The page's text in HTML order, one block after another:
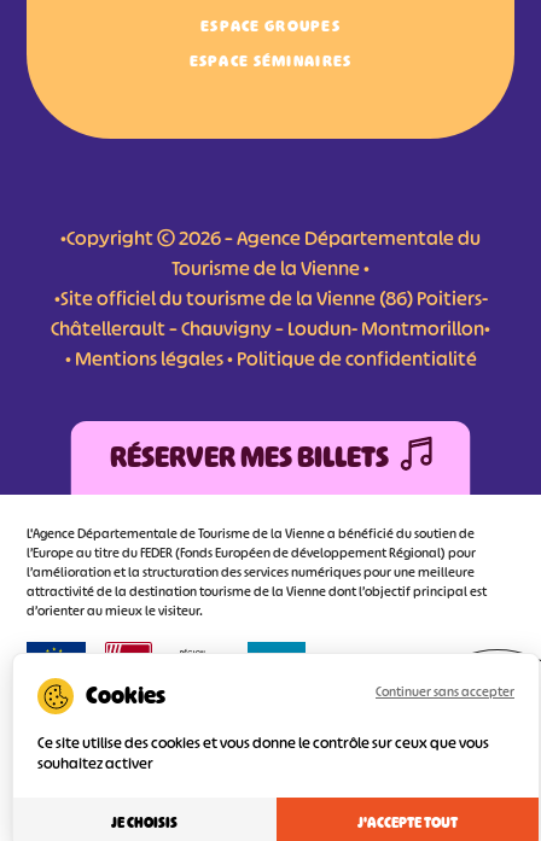
ESPACE GROUPES
ESPACE SÉMINAIRES
•Copyright © 2026 – Agence Départementale du
Tourisme de la Vienne •
•Site officiel du tourisme de la Vienne (86) Poitiers-
Châtellerault – Chauvigny – Loudun- Montmorillon•
•Mentions légales•Politique de confidentialité
RÉSERVER MES BILLETS
L'Agence Départementale de Tourisme de la Vienne a bénéficié du soutien de
l’Europe au titre du FEDER (Fonds Européen de développement Régional) pour
l’amélioration et la structuration des services numériques pour une meilleure
attractivité de la destination tourisme de la Vienne dont l’objectif principal est
d’orienter au mieux le visiteur.
Réalisé
Ce site utilise des cookies et vous donne le contrôle sur ceux que vous
souhaitez activer
J'ACCEPTE TOUT
Continuer sans accepter
JE CHOISIS